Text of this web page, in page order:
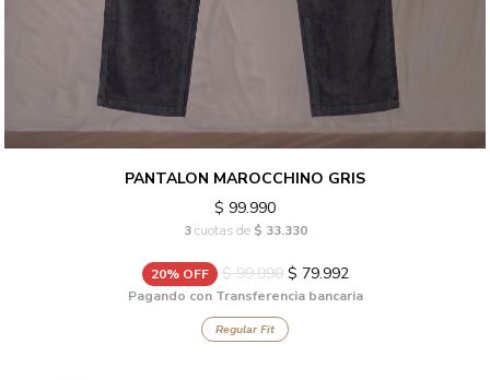
PANTALON MAROCCHINO GRIS
$ 99.990
3cuotas de $ 33.330
20% OFF $ 99.990$ 79.992
Pagando con Transferencia bancaria
Regular Fit